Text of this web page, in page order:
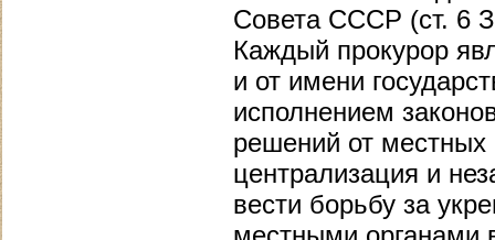
Совета СССР (ст. 6
Каждый прокурор
и от имени
исполнением
решений от местных
централизация и
вести борьбу за